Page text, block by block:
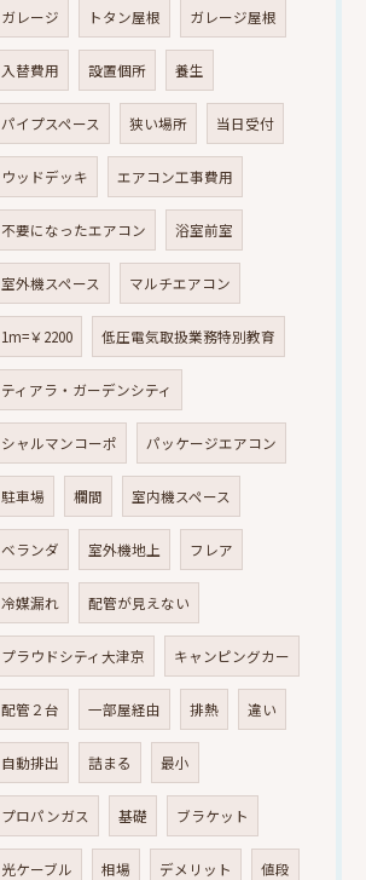
ガレージ トタン屋根 ガレージ屋根
入替費用 設置個所 養生
パイプスペース 狭い場所 当日受付
ウッドデッキ エアコン工事費用
不要になったエアコン 浴室前室
室外機スペース マルチエアコン
1m=￥2200 低圧電気取扱業務特別教育
ティアラ・ガーデンシティ
シャルマンコーポ パッケージエアコン
駐車場 欄間 室内機スペース
ベランダ 室外機地上 フレア
冷媒漏れ 配管が見えない
プラウドシティ大津京 キャンピングカー
配管２台 一部屋経由 排熱 違い
自動排出 詰まる 最小
プロパンガス 基礎 ブラケット
光ケーブル 相場 デメリット 値段